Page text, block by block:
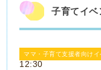
子育てイベ
ママ・子育て支援者向けイ
12:30